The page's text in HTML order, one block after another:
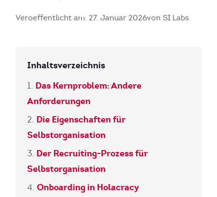
Veroeffentlicht am: 27. Januar 2026von SI Labs
Inhaltsverzeichnis
Das Kernproblem: Andere
Anforderungen
Die Eigenschaften für
Selbstorganisation
Der Recruiting-Prozess für
Selbstorganisation
Onboarding in Holacracy